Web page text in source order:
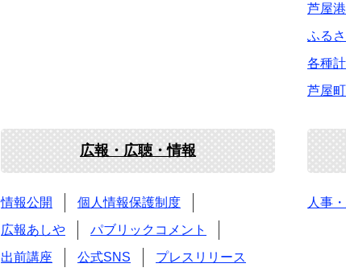
芦屋
ふる
各種
芦屋
広報・広聴・情報
情報公開
個人情報保護制度
広報あしや
パブリックコメント
出前講座
公式SNS プレスリリース
人事